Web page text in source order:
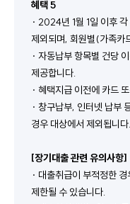
혜택 5
· 2024년 1월 1일 이후
제외되며, 회원별(가족카
· 자동납부 항목별 건당
제공합니다.
· 혜택지급 이전에 카드
· 창구납부, 인터넷 납부
경우 대상에서 제외됩니다.
[장기대출 관련 유의사항]
· 대출취급이 부적정한
제한될 수 있습니다.